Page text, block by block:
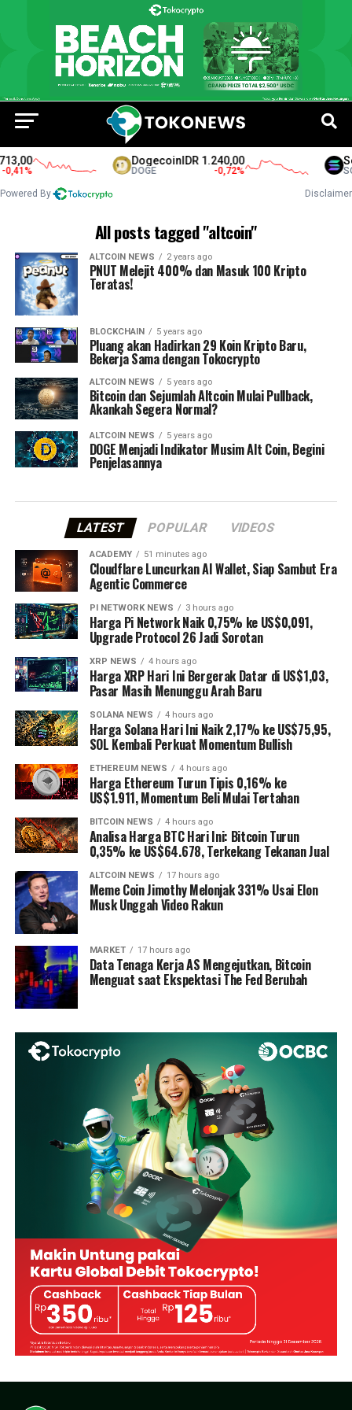
%
DogecoinIDR 1.240,00
DOGE -0,72%
Powered By Disclaimer
All posts tagged "altcoin"
ALTCOIN NEWS 2 years ago
PNUT Melejit 400% dan Masuk 100 Kripto
Teratas!
BLOCKCHAIN 5 years ago
Pluang akan Hadirkan 29 Koin Kripto Baru,
Bekerja Sama dengan Tokocrypto
ALTCOIN NEWS 5 years ago
Bitcoin dan Sejumlah Altcoin Mulai Pullback,
Akankah Segera Normal?
ALTCOIN NEWS 5 years ago
DOGE Menjadi Indikator Musim Alt Coin, Begini
Penjelasannya
LATEST POPULAR VIDEOS
ACADEMY 51 minutes ago
Cloudflare Luncurkan AI Wallet, Siap Sambut Era
Agentic Commerce
PI NETWORK NEWS 3 hours ago
Harga Pi Network Naik 0,75% ke US$0,091,
Upgrade Protocol 26 Jadi Sorotan
XRP NEWS 4 hours ago
Harga XRP Hari Ini Bergerak Datar di US$1,03,
Pasar Masih Menunggu Arah Baru
SOLANA NEWS 4 hours ago
Harga Solana Hari Ini Naik 2,17% ke US$75,95,
SOL Kembali Perkuat Momentum Bullish
ETHEREUM NEWS 4 hours ago
Harga Ethereum Turun Tipis 0,16% ke
US$1.911, Momentum Beli Mulai Tertahan
BITCOIN NEWS 4 hours ago
Analisa Harga BTC Hari Ini: Bitcoin Turun
0,35% ke US$64.678, Terkekang Tekanan Jual
ALTCOIN NEWS 17 hours ago
Meme Coin Jimothy Melonjak 331% Usai Elon
Musk Unggah Video Rakun
MARKET 17 hours ago
Data Tenaga Kerja AS Mengejutkan, Bitcoin
Menguat saat Ekspektasi The Fed Berubah